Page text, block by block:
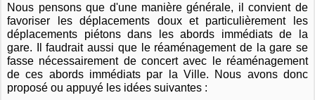
Nous pensons que d'une manière générale, il convient de
favoriser les déplacements doux et particulièrement les
déplacements piétons dans les abords immédiats de la
gare. Il faudrait aussi que le réaménagement de la gare se
fasse nécessairement de concert avec le réaménagement
de ces abords immédiats par la Ville. Nous avons donc
proposé ou appuyé les idées suivantes :